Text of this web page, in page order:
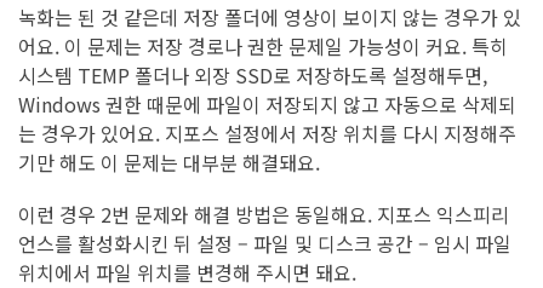
녹화는 된 것 같은데 저장 폴더에 영상이 보이지 않는 경우가 있
어요. 이 문제는 저장 경로나 권한 문제일 가능성이 커요. 특히
시스템 TEMP 폴더나 외장 SSD로 저장하도록 설정해두면,
Windows 권한 때문에 파일이 저장되지 않고 자동으로 삭제되
는 경우가 있어요. 지포스 설정에서 저장 위치를 다시 지정해주
기만 해도 이 문제는 대부분 해결돼요.
이런 경우 2번 문제와 해결 방법은 동일해요. 지포스 익스피리
언스를 활성화시킨 뒤 설정 – 파일 및 디스크 공간 – 임시 파일
위치에서 파일 위치를 변경해 주시면 돼요.